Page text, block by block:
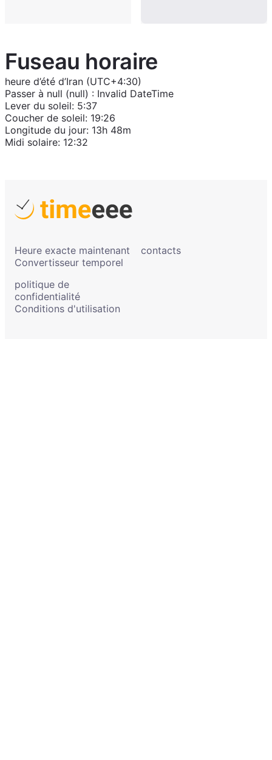
Fuseau horaire
heure d’été d’Iran (UTC+4:30)
Passer à null (null) : Invalid DateTime
Lever du soleil: 5:37
Coucher de soleil: 19:26
Longitude du jour: 13h 48m
Midi solaire: 12:32
Heure exacte maintenant
Convertisseur temporel
contacts
politique de
confidentialité
Conditions d'utilisation